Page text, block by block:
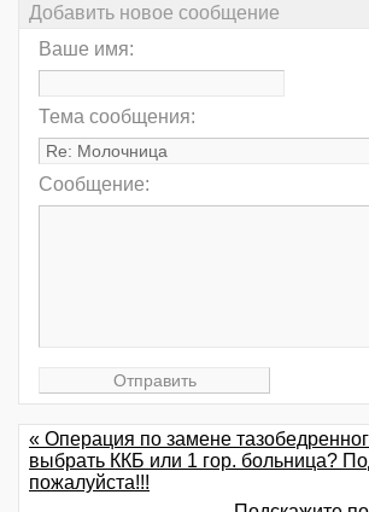
Добавить новое сообщение
Ваше имя:
Тема сообщения:
Сообщение:
« Операция по замене
выбрать ККБ или 1 гор. больница?
пожалуйста!!!